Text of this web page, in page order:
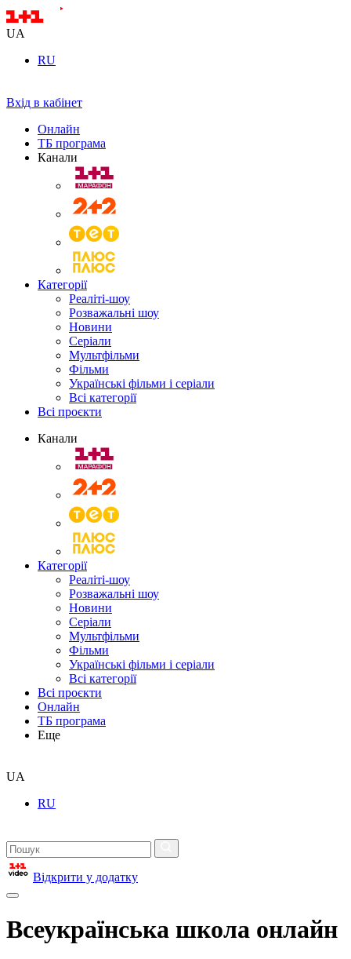
UA
RU
Вхід в кабінет
Онлайн
ТБ програма
Канали
Категорії
Реаліті-шоу
Розважальні шоу
Новини
Серіали
Мультфільми
Фільми
Українські фільми і серіали
Всі категорії
Всі проєкти
Канали
Категорії
Реаліті-шоу
Розважальні шоу
Новини
Серіали
Мультфільми
Фільми
Українські фільми і серіали
Всі категорії
Всі проєкти
Онлайн
ТБ програма
Еще
UA
RU
Відкрити у додатку
Всеукраїнська школа онлайн